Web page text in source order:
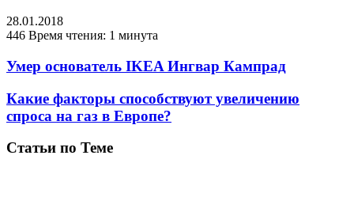
28.01.2018
446 Время чтения: 1 минута
Умер основатель IKEA Ингвар Кампрад
Какие факторы способствуют увеличению
спроса на газ в Европе?
Статьи по Теме